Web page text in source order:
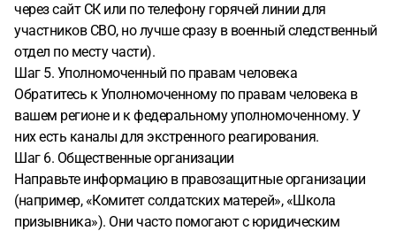
через сайт СК или по телефону горячей линии для
участников СВО, но лучше сразу в военный следственный
отдел по месту части).
Шаг 5. Уполномоченный по правам человека
Обратитесь к Уполномоченному по правам человека в
вашем регионе и к федеральному уполномоченному. У
них есть каналы для экстренного реагирования.
Шаг 6. Общественные организации
Направьте информацию в правозащитные организации
(например, «Комитет солдатских матерей», «Школа
призывника»). Они часто помогают с юридическим